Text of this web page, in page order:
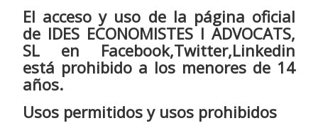
El acceso y uso de la página oficial
de IDES ECONOMISTES I ADVOCATS,
SL en Facebook,Twitter,Linkedin
está prohibido a los menores de 14
años.
Usos permitidos y usos prohibidos